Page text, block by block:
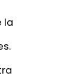
la